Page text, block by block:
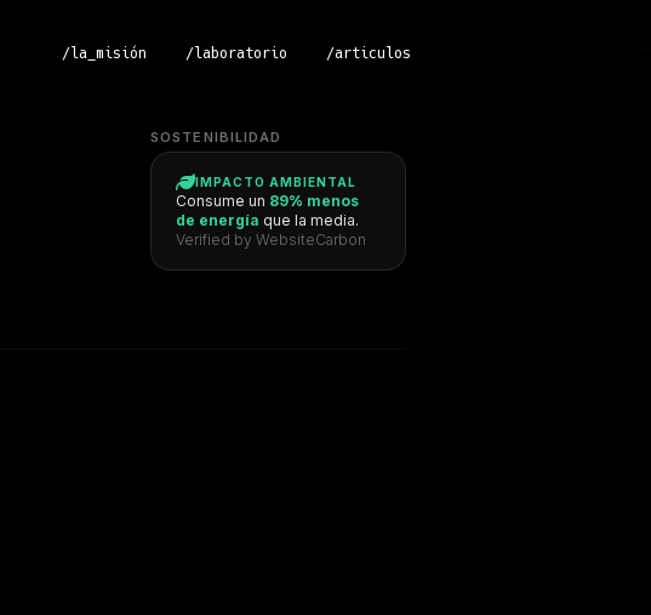
/la_misión /laboratorio /articulos
SOSTENIBILIDAD
IMPACTO AMBIENTAL
Consume un 89% menos
de energía que la media.
Verified by WebsiteCarbon